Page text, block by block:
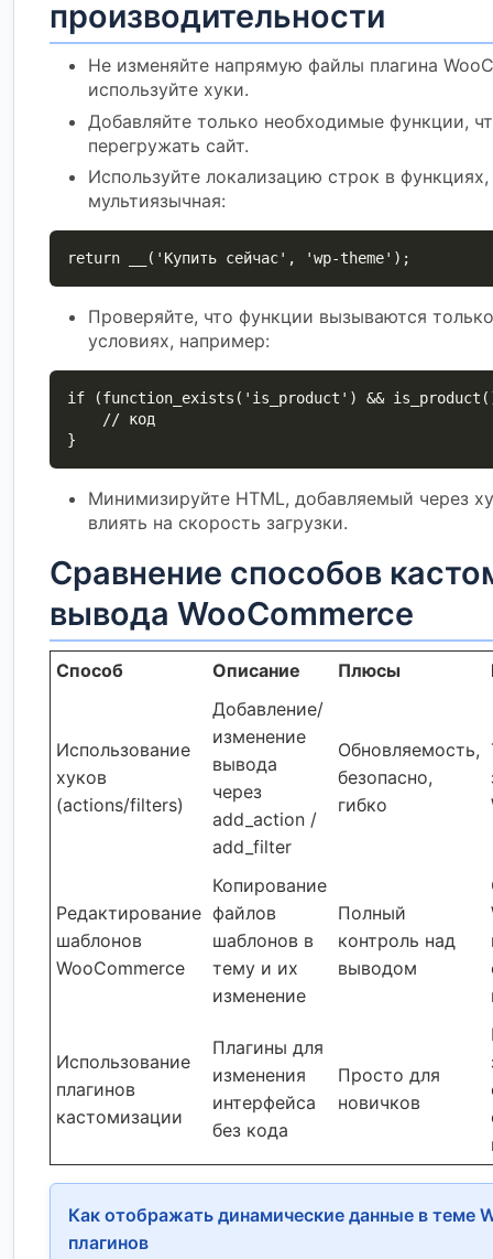
производительности
Не изменяйте напрямую файлы плагина
используйте хуки.
Добавляйте только необходимые функции,
перегружать сайт.
Используйте локализацию строк в
мультиязычная:
return __('Купить сейчас', 'wp-theme');
Проверяйте, что функции вызываются
условиях, например:
if (function_exists('is_product') &&
}
Минимизируйте HTML, добавляемый через
влиять на скорость загрузки.
Сравнение способов
вывода WooCommerce
Способ Описание Плюсы
Использование
хуков
(actions/filters)
Добавление/
изменение
вывода
через
add_action /
add_filter
Обновляемость,
безопасно,
гибко
Редактирование
шаблонов
WooCommerce
Копирование
файлов
шаблонов в
тему и их
изменение
Полный
контроль над
выводом
Использование
плагинов
кастомизации
Плагины для
изменения
интерфейса
без кода
Просто для
новичков
Как отображать динамические данные в теме
плагинов